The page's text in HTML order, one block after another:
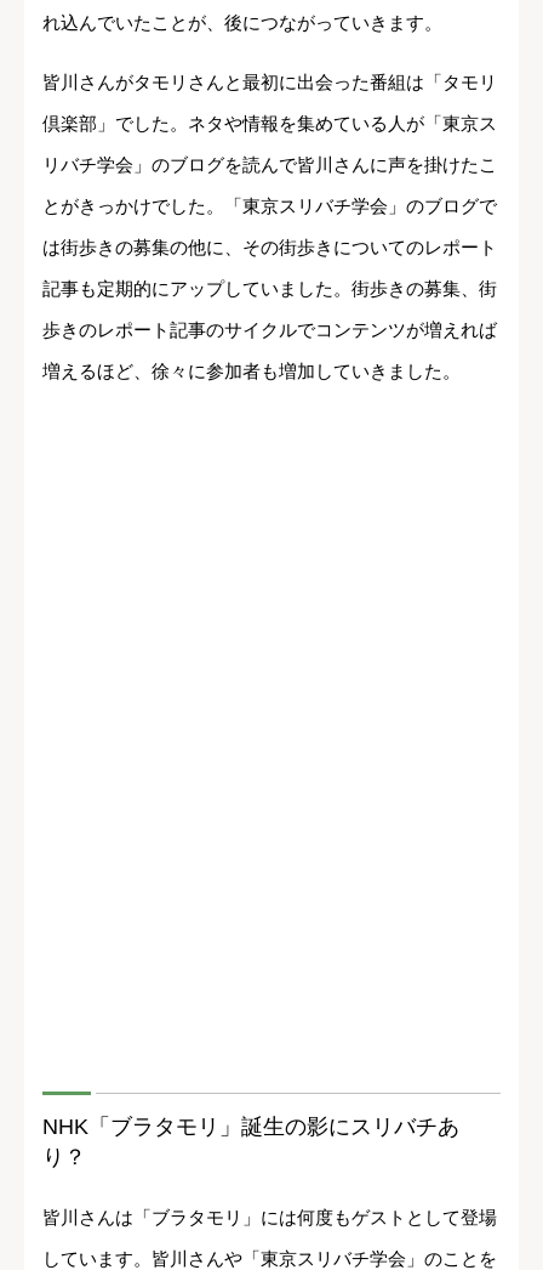
れ込んでいたことが、後につながっていきます。
皆川さんがタモリさんと最初に出会った番組は「タモリ
倶楽部」でした。ネタや情報を集めている人が「東京ス
リバチ学会」のブログを読んで皆川さんに声を掛けたこ
とがきっかけでした。「東京スリバチ学会」のブログで
は街歩きの募集の他に、その街歩きについてのレポート
記事も定期的にアップしていました。街歩きの募集、街
歩きのレポート記事のサイクルでコンテンツが増えれば
増えるほど、徐々に参加者も増加していきました。
NHK「ブラタモリ」誕生の影にスリバチあ
り？
皆川さんは「ブラタモリ」には何度もゲストとして登場
しています。皆川さんや「東京スリバチ学会」のことを